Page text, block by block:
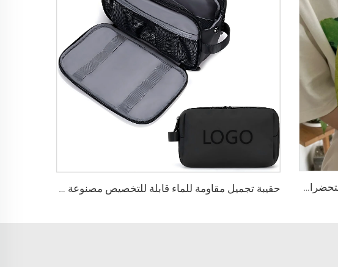
حقيبة ماكياج مخصصة بنمط زهري منظم مستحضرات التجميل بسحابة حقيبة سفر غسل للنساء حقيبة مستحضرات التجميل حقيبة تجميل مقاومة للماء قابلة للتخصيص مصنوعة من النيلون مع سحّاب لتنظيم أدوات الحلاقة والمستلزمات الصحية للسفر مخصصة للرجال والنساء بشعار قابل للتخصيص